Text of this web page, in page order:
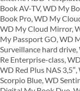
Book AV-TV, WD My
Book Pro, WD My
WD My Cloud Mirror,
My Passport GO, WD
Surveillance hard
Re Enterprise-class,
WD Red Plus NAS
Scorpio Blue, WD